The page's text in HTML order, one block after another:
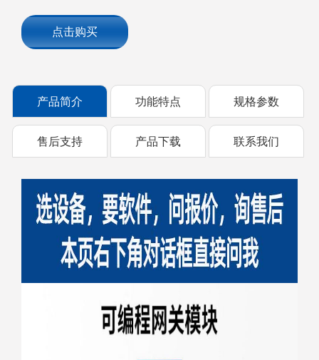
点击购买
产品简介 功能特点 规格参数
售后支持 产品下载 联系我们